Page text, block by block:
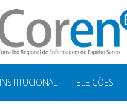
INSTITUCIONAL ELEIÇÕES